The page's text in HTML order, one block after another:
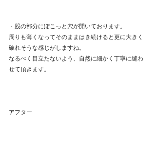
・股の部分にぽこっと穴が開いております。
周りも薄くなってそのままはき続けると更に大きく
破れそうな感じがしますね。
なるべく目立たないよう、自然に細かく丁寧に縫わ
せて頂きます。
アフター